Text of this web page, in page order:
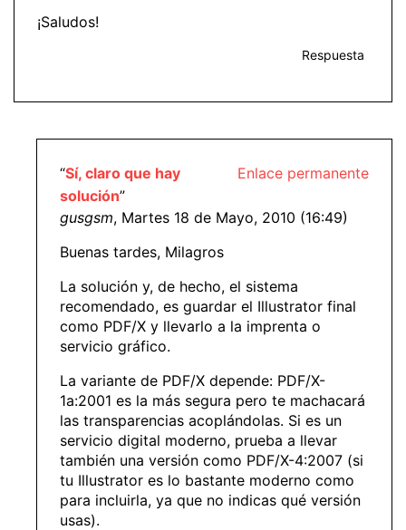
¡Saludos!
Respuesta
Enlace permanente
“Sí, claro que hay
solución”
gusgsm, Martes 18 de Mayo, 2010 (16:49)
Buenas tardes, Milagros
La solución y, de hecho, el sistema
recomendado, es guardar el Illustrator final
como PDF/X y llevarlo a la imprenta o
servicio gráfico.
La variante de PDF/X depende: PDF/X-
1a:2001 es la más segura pero te machacará
las transparencias acoplándolas. Si es un
servicio digital moderno, prueba a llevar
también una versión como PDF/X-4:2007 (si
tu Illustrator es lo bastante moderno como
para incluirla, ya que no indicas qué versión
usas).